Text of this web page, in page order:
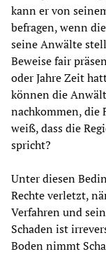
kann er von
befragen, wenn
seine Anwälte
Beweise fair
oder Jahre Zeit
können die
nachkommen, die
weiß, dass die
spricht?
Unter diesen
Rechte verletzt,
Verfahren und
Schaden ist
Boden nimmt